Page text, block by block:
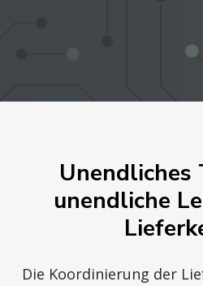
unendliche
Die Koordinierung der